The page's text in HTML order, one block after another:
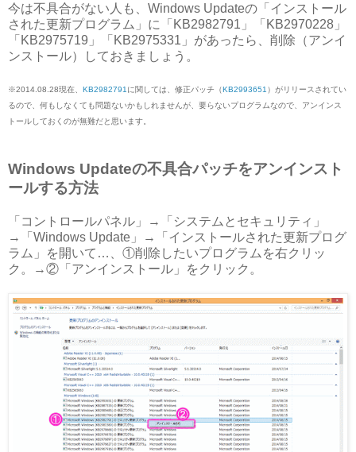
今は不具合がない人も、Windows Updateの「インストール
された更新プログラム」に「KB2982791」「KB2970228」
「KB2975719」「KB2975331」があったら、削除（アンイ
ンストール）しておきましょう。
※2014.08.28現在、 KB2982791 に関しては、修正パッチ（KB2993651 ）がリリースされてい
るので、何もしなくても問題ないかもしれませんが、要らないプログラムなので、アンインス
トールしておくのが無難だと思います。
Windows Updateの不具合パッチをアンインスト
ールする方法
「コントロールパネル」→「システムとセキュリティ」
→「Windows Update」→「インストールされた更新プログ
ラム」を開いて…、①削除したいプログラムを右クリッ
ク。→②「アンインストール」をクリック。